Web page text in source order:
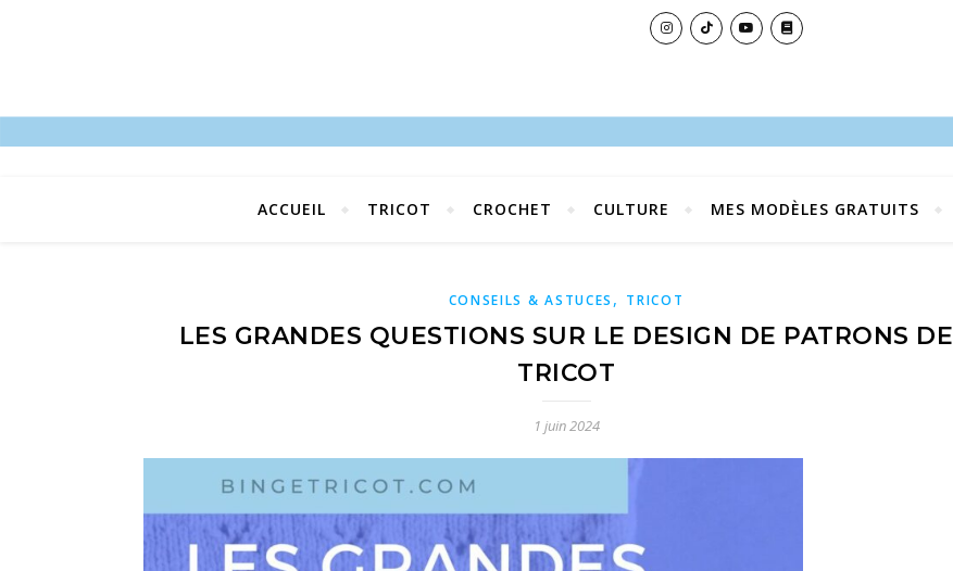
ACCUEIL TRICOT CROCHET CULTURE MES MODÈLES GRATUITS
CONSEILS & ASTUCES , TRICOT
LES GRANDES QUESTIONS SUR LE DESIGN DE PATRONS DE
TRICOT
1 juin 2024